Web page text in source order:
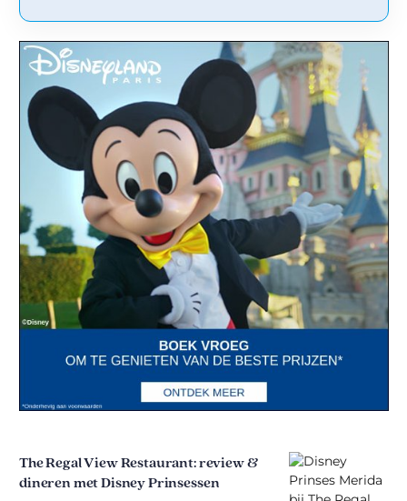
The Regal View Restaurant: review &
dineren met Disney Prinsessen